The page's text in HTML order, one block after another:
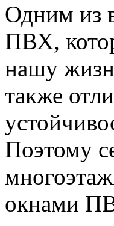
Одним из
ПВХ,
нашу
также
Поэтому
окнами